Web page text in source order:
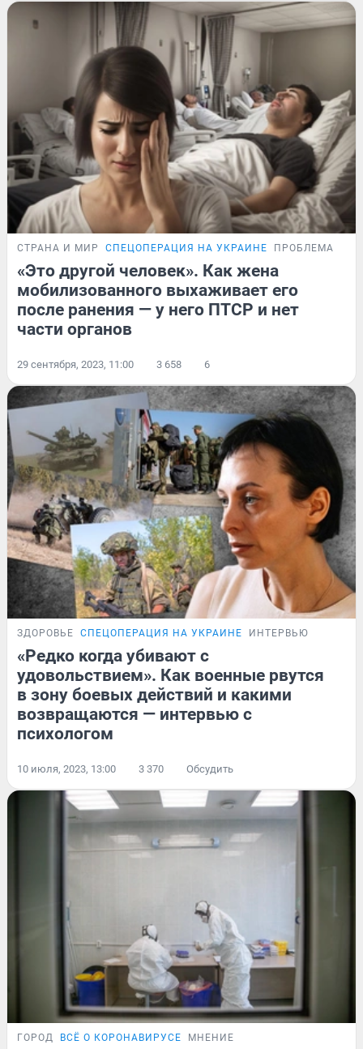
СТРАНА И МИР СПЕЦОПЕРАЦИЯ НА УКРАИНЕ ПРОБЛЕМА
«Это другой человек». Как жена
мобилизованного выхаживает его
после ранения — у него ПТСР и нет
части органов
29 сентября, 2023, 11:00 3 658 6
ЗДОРОВЬЕ СПЕЦОПЕРАЦИЯ НА УКРАИНЕ ИНТЕРВЬЮ
«Редко когда убивают с
удовольствием». Как военные рвутся
в зону боевых действий и какими
возвращаются — интервью с
психологом
10 июля, 2023, 13:00 3 370 Обсудить
ГОРОД ВСЁ О КОРОНАВИРУСЕ МНЕНИЕ